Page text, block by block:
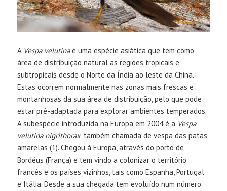
A Vespa velutinaé uma espécie asiática que tem como
área de distribuição natural as regiões tropicais e
subtropicais desde o Norte da Índia ao leste da China.
Estas ocorrem normalmente nas zonas mais frescas e
montanhosas da sua área de distribuição, pelo que pode
estar pré-adaptada para explorar ambientes temperados.
A subespécie introduzida na Europa em 2004 é a Vespa
velutina nigrithorax, também chamada de vespa das patas
amarelas (1). Chegou à Europa, através do porto de
Bordéus (França) e tem vindo a colonizar o território
francês e os países vizinhos, tais como Espanha, Portugal
e Itália. Desde a sua chegada tem evoluído num número